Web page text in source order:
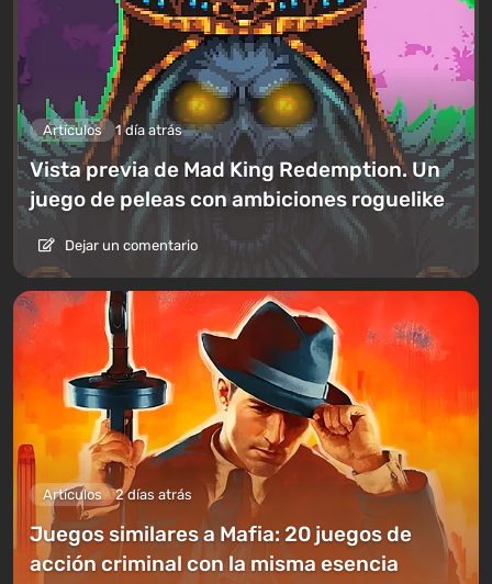
Artículos 1 día atrás
Vista previa de Mad King Redemption. Un
juego de peleas con ambiciones roguelike
Dejar un comentario
Artículos 2 días atrás
Juegos similares a Mafia: 20 juegos de
acción criminal con la misma esencia